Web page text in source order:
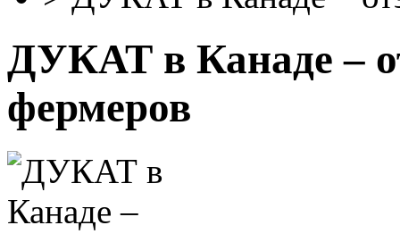
ДУКАТ в Канаде –
фермеров